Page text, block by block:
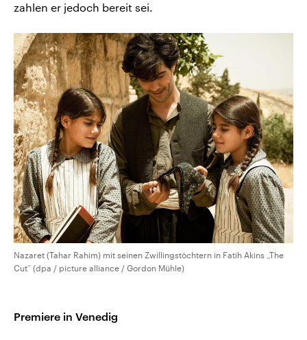
zahlen er jedoch bereit sei.
Nazaret (Tahar Rahim) mit seinen Zwillingstöchtern in Fatih Akins „The
Cut“ (dpa / picture alliance / Gordon Mühle)
Premiere in Venedig